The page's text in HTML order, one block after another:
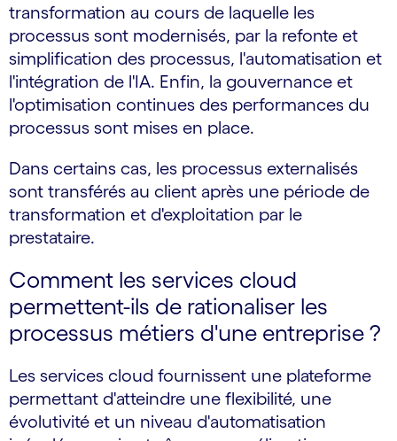
transformation au cours de laquelle les
processus sont modernisés, par la refonte et
simplification des processus, l'automatisation et
l'intégration de l'IA. Enfin, la gouvernance et
l'optimisation continues des performances du
processus sont mises en place.
Dans certains cas, les processus externalisés
sont transférés au client après une période de
transformation et d'exploitation par le
prestataire.
Comment les services cloud
permettent-ils de rationaliser les
processus métiers d'une entreprise ?
Les services cloud fournissent une plateforme
permettant d'atteindre une flexibilité, une
évolutivité et un niveau d'automatisation